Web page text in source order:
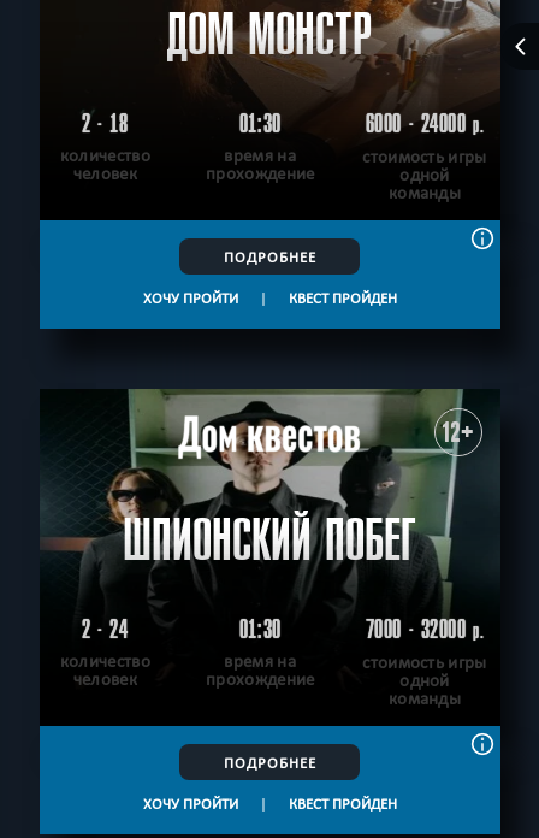
ДОМ МОНСТР
2 - 18
количество
человек
01:30
время на
прохождение
6000 - 24000р.
стоимость игры
одной
команды
ПОДРОБНЕЕ
ХОЧУ ПРОЙТИ | КВЕСТ ПРОЙДЕН
12+
ШПИОНСКИЙ ПОБЕГ
2 - 24
количество
человек
01:30
время на
прохождение
7000 - 32000р.
стоимость игры
одной
команды
ПОДРОБНЕЕ
ХОЧУ ПРОЙТИ | КВЕСТ ПРОЙДЕН